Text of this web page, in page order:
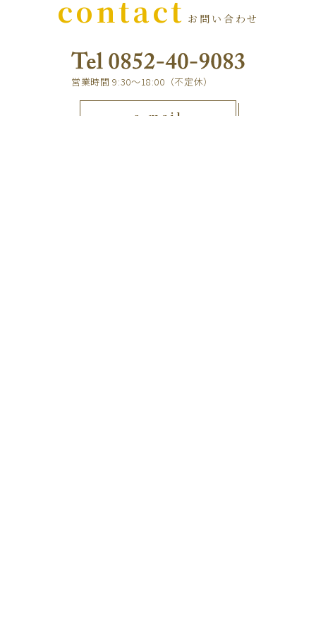
contact お問い合わせ
営業時間 9:30～18:00（不定休）
e-mail